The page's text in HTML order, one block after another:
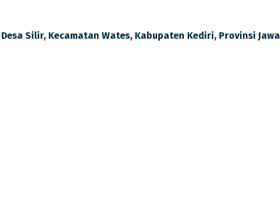
Silir, Kecamatan Wates, Kabupaten Kediri, Provinsi Jawa